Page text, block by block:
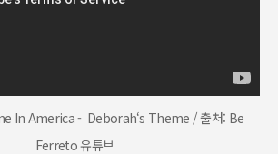
In America - Deborah‘s Theme / 출처: Be
Ferreto 유튜브